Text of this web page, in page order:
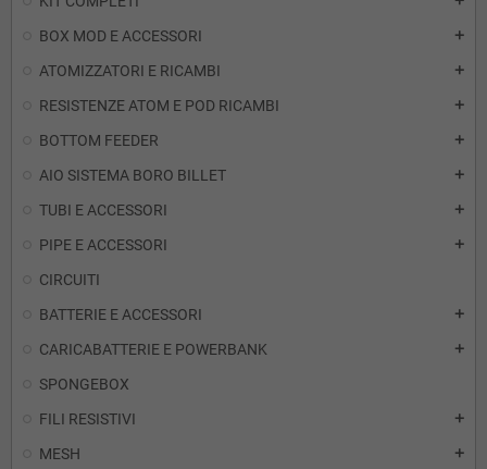
BOX MOD E ACCESSORI add
ATOMIZZATORI E RICAMBI add
RESISTENZE ATOM E POD RICAMBI add
BOTTOM FEEDER add
AIO SISTEMA BORO BILLET add
TUBI E ACCESSORI add
PIPE E ACCESSORI add
CIRCUITI
BATTERIE E ACCESSORI
add
CARICABATTERIE E POWERBANK add
SPONGEBOX
FILI RESISTIVI
add
MESH add